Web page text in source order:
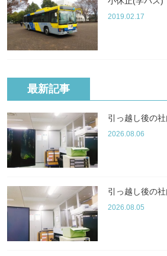
2019.02.17
最新記事
引っ越し後の社
2026.08.06
引っ越し後の社
2026.08.05